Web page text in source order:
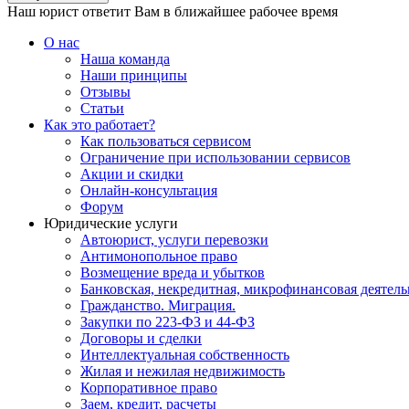
Наш юрист ответит Вам в ближайшее рабочее время
О нас
Наша команда
Наши принципы
Отзывы
Статьи
Как это работает?
Как пользоваться сервисом
Ограничение при использовании сервисов
Акции и скидки
Онлайн-консультация
Форум
Юридические услуги
Автоюрист, услуги перевозки
Антимонопольное право
Возмещение вреда и убытков
Банковская, некредитная, микрофинансовая
Гражданство. Миграция.
Закупки по 223-ФЗ и 44-ФЗ
Договоры и сделки
Интеллектуальная собственность
Жилая и нежилая недвижимость
Корпоративное право
Заем, кредит, расчеты